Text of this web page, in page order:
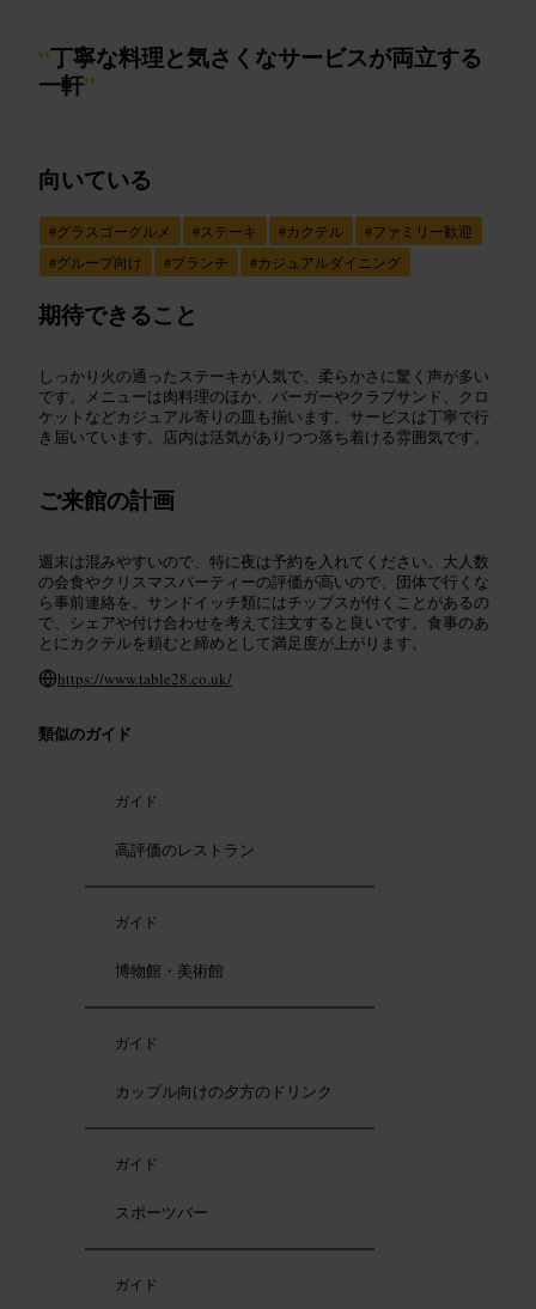
“丁寧な料理と気さくなサービスが両立する
一軒”
向いている
#グラスゴーグルメ #ステーキ #カクテル #ファミリー歓迎
#グループ向け #ブランチ #カジュアルダイニング
期待できること
しっかり火の通ったステーキが人気で、柔らかさに驚く声が多い
です。メニューは肉料理のほか、バーガーやクラブサンド、クロ
ケットなどカジュアル寄りの皿も揃います。サービスは丁寧で行
き届いています。店内は活気がありつつ落ち着ける雰囲気です。
ご来館の計画
週末は混みやすいので、特に夜は予約を入れてください。大人数
の会食やクリスマスパーティーの評価が高いので、団体で行くな
ら事前連絡を。サンドイッチ類にはチップスが付くことがあるの
で、シェアや付け合わせを考えて注文すると良いです。食事のあ
とにカクテルを頼むと締めとして満足度が上がります。
https://www.table28.co.uk/
類似のガイド
ガイド
高評価のレストラン
ガイド
博物館・美術館
ガイド
カップル向けの夕方のドリンク
ガイド
スポーツバー
ガイド